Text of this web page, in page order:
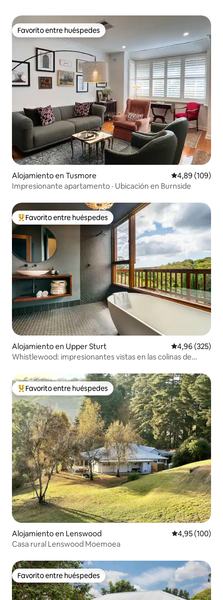
Favorito entre huéspedes
Favorito entre huéspedes
Alojamiento en Tusmore Calificación
4,89 (109)
Impresionante apartamento · Ubicación en Burnside
Favorito entre los huéspedes más destacados
Favorito entre huéspedes
Alojamiento en Upper Sturt Calificación
4,96 (325)
Whistlewood: impresionantes vistas en las colinas de
Favorito entre los huéspedes más destacados
Favorito entre huéspedes
Alojamiento en Lenswood Calificación
4,95 (100)
Casa rural Lenswood Moemoea
Favorito entre huéspedes
Favorito entre huéspedes